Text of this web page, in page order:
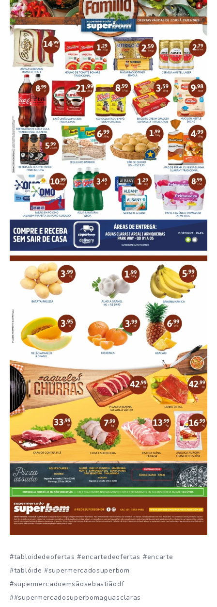
#tabloidedeofertas #encartedeofertas #encarte
#tablóide #supermercadosuperbom
#supermercadoemsãosebastiãodf
##supermercadosuperbomaguasclaras